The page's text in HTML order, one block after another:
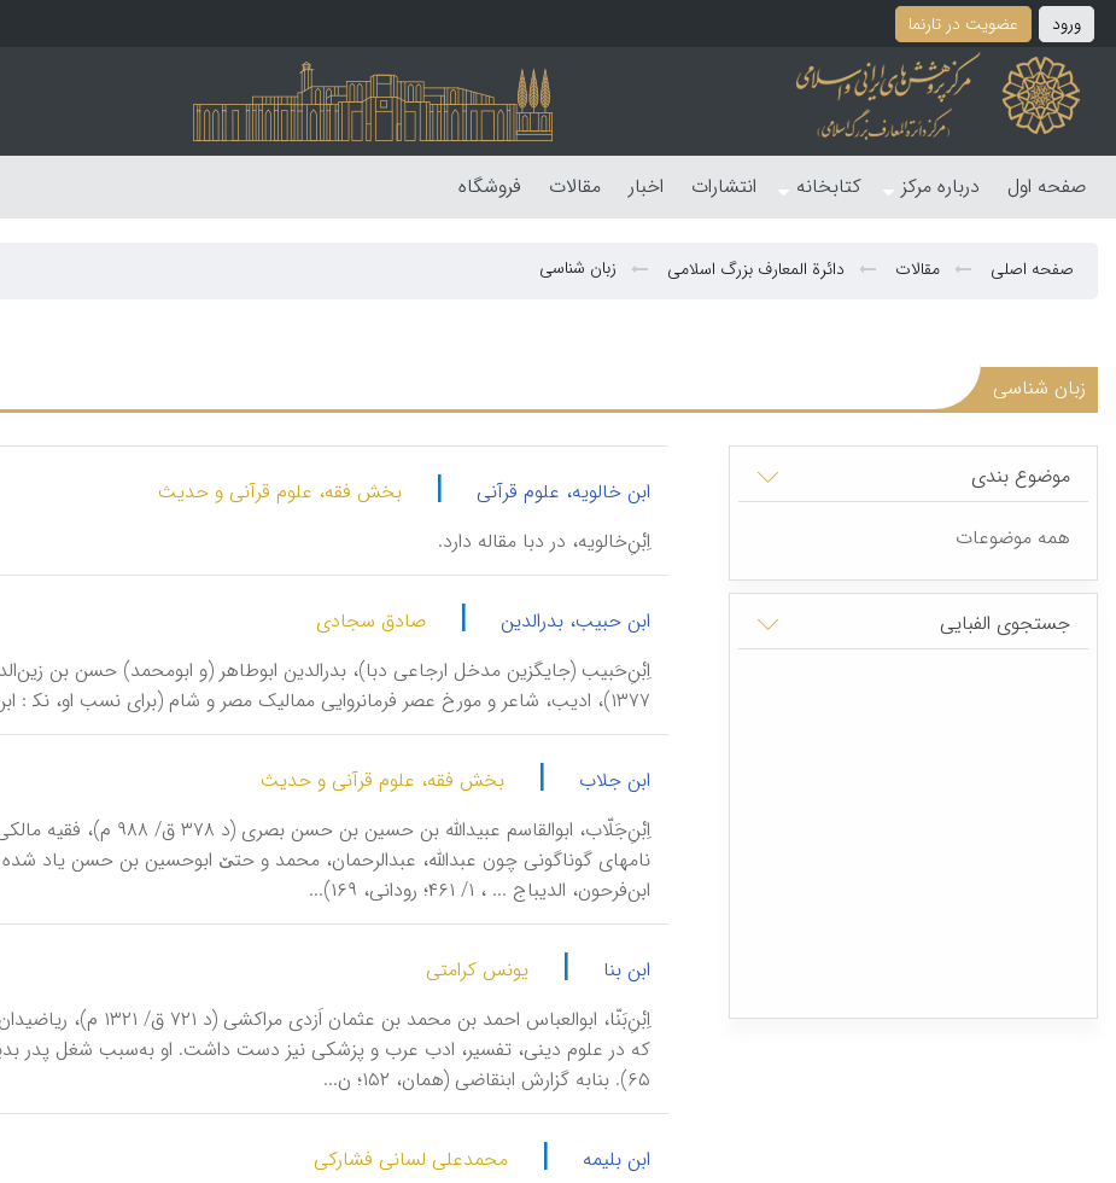
ورود عضویت در تارنما
صفحه اول درباره مرکز کتابخانه انتشارات اخبار مقالات فروشگاه
صفحه اصلی مقالات دائرة المعارف بزرگ اسلامی زبان شناسی
زبان شناسی
موضوع بندی
همه موضوعات
جستجوی الفبایی
ابن خالویه، علوم قرآنی |
بخش فقه، علوم قرآنی و حدیث
اِبْنِ‌خالویه، در دبا مقاله دارد.
ابن حبیب، بدرالدین |
صادق سجادی
۱۳۷۷)، ادیب، شاعر و مورخ عصر فرمانروایی ممالیک مصر و شام (برای نسب او، نک‍ : ابن‌عماد، ۳/ ۲۶۹؛ طباخ، ۵/ ۶۶؛ ابن‌حجر، انباء ... ، ۱/ ۱۶۲).
ابن جلاب |
بخش فقه، علوم قرآنی و حدیث
اِبْنِ‌جَلّاب، ابوالقاسم
ابن‌فرحون، الدیباج ... ، ۱/ ۴۶۱؛ رودانی، ۱۶۹)...
ابن بنا |
یونس کرامتی
۶۵). بنا‌به گزارش ابن‎قاضی (همان، ۱۵۲؛ ن...
ابن بلیمه |
محمدعلی لسانی فشارکی